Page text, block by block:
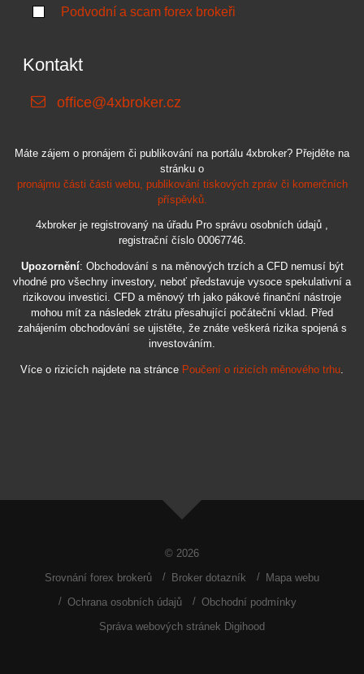
Podvodní a scam forex brokeři
Kontakt
office@4xbroker.cz
Máte zájem o pronájem či publikování na portálu 4xbroker? Přejděte na
stránku o
pronájmu části části webu, publikování tiskových zpráv či komerčních
příspěvků.
4xbroker je registrovaný na úřadu Pro správu osobních údajů ,
registrační číslo 00067746.
Upozornění: Obchodování s na měnových trzích a CFD nemusí být
vhodné pro všechny investory, neboť představuje vysoce spekulativní a
rizikovou investici. CFD a měnový trh jako pákové finanční nástroje
mohou mít za následek ztrátu přesahující počáteční vklad. Před
zahájením obchodování se ujistěte, že znáte veškerá rizika spojená s
investováním.
Více o rizicích najdete na stránce Poučení o rizicích měnového trhu.
© 2026
Srovnání forex brokerů
Broker dotazník
Mapa webu
Ochrana osobních údajů
Obchodní podmínky
Správa webových stránek Digihood